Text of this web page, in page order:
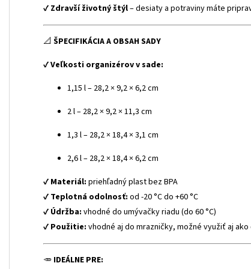
✔ Zdravší životný štýl– desiaty a potraviny máte
📐 ŠPECIFIKÁCIA A OBSAH SADY
✔Veľkosti organizérov v sade:
1,15 l – 28,2 × 9,2 × 6,2 cm
2 l – 28,2 × 9,2 × 11,3 cm
1,3 l – 28,2 × 18,4 × 3,1 cm
2,6 l – 28,2 × 18,4 × 6,2 cm
✔ Materiál: priehľadný plast bez BPA
✔ Teplotná odolnosť: od -20 °C do +60 °C
✔ Údržba: vhodné do umývačky riadu (do 60 °C)
✔ Použitie: vhodné aj do mrazničky, možné využiť aj
🥕 IDEÁLNE PRE: